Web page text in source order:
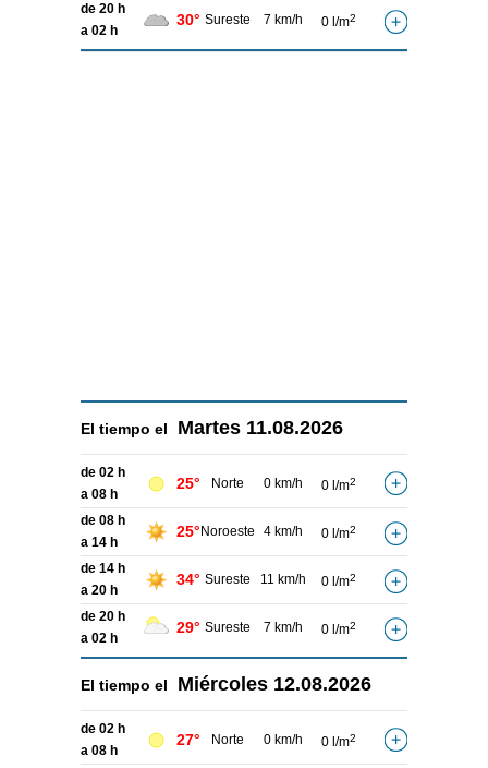
de 20 h
a 02 h
30° Sureste 7 km/h 0 l/m2
El tiempo el Martes 11.08.2026
de 02 h
a 08 h
25° Norte 0 km/h 0 l/m2
de 08 h
a 14 h
25° Noroeste 4 km/h 0 l/m2
de 14 h
a 20 h
34° Sureste 11 km/h 0 l/m2
de 20 h
a 02 h
29° Sureste 7 km/h 0 l/m2
El tiempo el Miércoles 12.08.2026
de 02 h
a 08 h
27° Norte 0 km/h 0 l/m2